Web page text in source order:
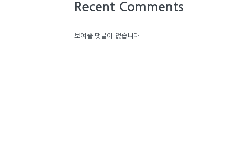
Recent Comments
보여줄 댓글이 없습니다.